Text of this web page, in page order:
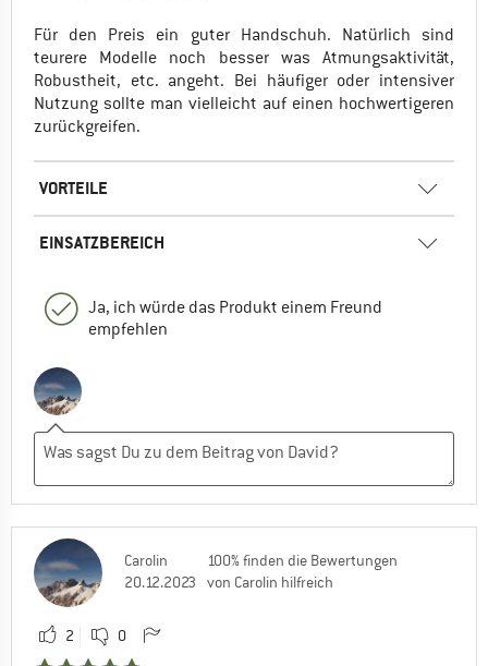
Für den Preis ein guter Handschuh. Natürlich sind
teurere Modelle noch besser was Atmungsaktivität,
Robustheit, etc. angeht. Bei häufiger oder intensiver
Nutzung sollte man vielleicht auf einen hochwertigeren
zurückgreifen.
VORTEILE
EINSATZBEREICH
Ja, ich würde das Produkt einem Freund
empfehlen
Carolin
20.12.2023
100% finden die Bewertungen
von Carolin hilfreich
2 0